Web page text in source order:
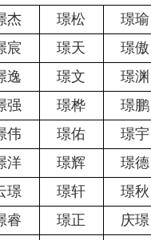
杰 璟松 璟瑜
宸 璟天 璟傲
逸 璟文 璟渊
强 璟桦 璟鹏
伟 璟佑 璟宇
洋 璟辉 璟德
璟 璟轩 璟秋
睿 璟正 庆璟